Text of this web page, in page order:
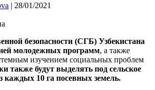
| 28/01/2021
безопасности (СГБ) Узбекистана
молодежных программ, а также
изучением социальных проблем
также будут выделять под сельское
каждых 10 га посевных земель.